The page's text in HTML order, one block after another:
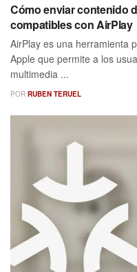
Cómo enviar contenido
compatibles con AirPlay
AirPlay es una herramienta
Apple que permite a los
multimedia ...
POR RUBEN TERUEL